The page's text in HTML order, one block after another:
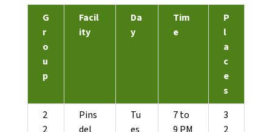
G
r
o
u
p
Facil
ity
Da
y
Tim
e
P
l
a
c
e
s
2
Pins
Tu
7 to
3
Notícies
Butlletins
Diari de la Fundació
Xarxes socials